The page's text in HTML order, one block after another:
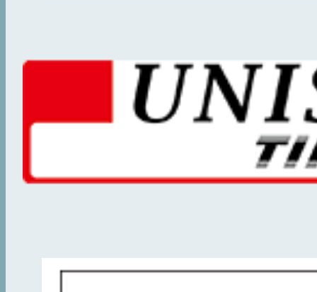
お知らせ
2022.10.9
第68回物性若手夏の学校 テ